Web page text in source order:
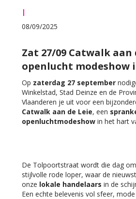
|
08/09/2025
Zat 27/09 Catwalk aan
openlucht modeshow
Op zaterdag 27 september
Winkelstad, Stad Deinze en de
Vlaanderen je uit voor een
Catwalk aan de Leie, een
openluchtmodeshow in het hart
De Tolpoortstraat wordt die dag
stijlvolle rode loper, waar de
onze lokale handelaars in de
Een echte belevenis vol sfeer,